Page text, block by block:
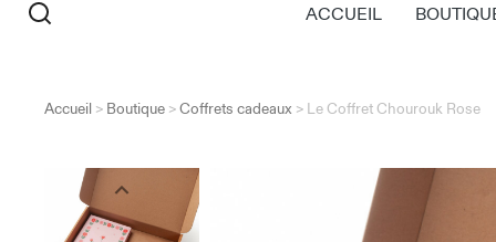
ACCUEIL
Accueil > Boutique >Coffrets cadeaux > Le Coffret Chourouk Rose